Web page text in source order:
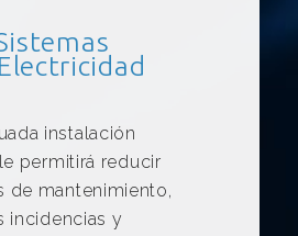
instalación
permitirá reducir
de mantenimiento,
incidencias y